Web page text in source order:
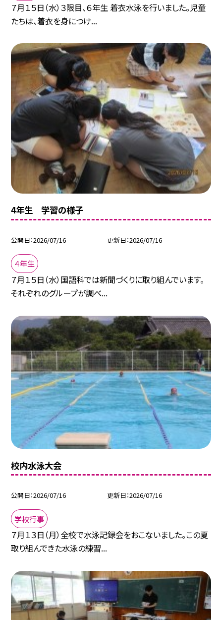
７月１５日（水）３限目、６年生 着衣水泳を行いました。児童
たちは、着衣を身につけ...
4年生 学習の様子
公開日 2026/07/16 更新日 2026/07/16
４年生
７月１５日（水）国語科では新聞づくりに取り組んでいます。
それぞれのグループが調べ...
校内水泳大会
公開日 2026/07/16 更新日 2026/07/16
学校行事
７月１３日（月）全校で水泳記録会をおこないました。この夏
取り組んできた水泳の練習...